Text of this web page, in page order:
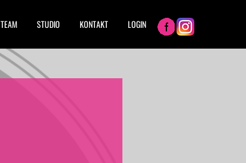
TEAM STUDIO KONTAKT LOGIN